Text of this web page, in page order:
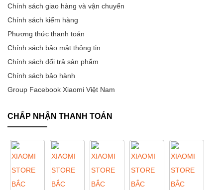
Chính sách giao hàng và vận chuyển
Chính sách kiểm hàng
Phương thức thanh toán
Chính sách bảo mật thông tin
Chính sách đổi trả sản phẩm
Chính sách bảo hành
Group Facebook Xiaomi Việt Nam
CHẤP NHẬN THANH TOÁN